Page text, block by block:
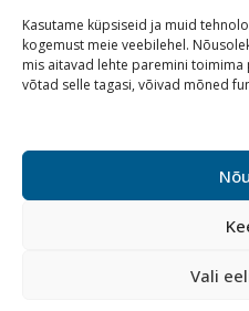
Kasutame küpsiseid ja muid
kogemust meie veebilehel.
mis aitavad lehte paremini toimima
võtad selle tagasi, võivad mõned
Vali